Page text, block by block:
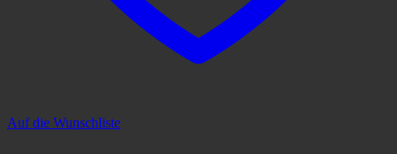
Auf die Wunschliste